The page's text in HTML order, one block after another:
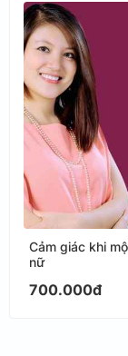
Cảm giác khi
nữ
700.000đ